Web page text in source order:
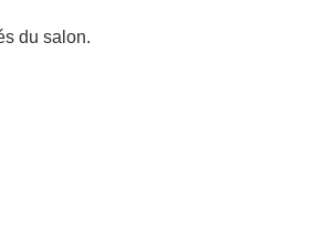
du salon.